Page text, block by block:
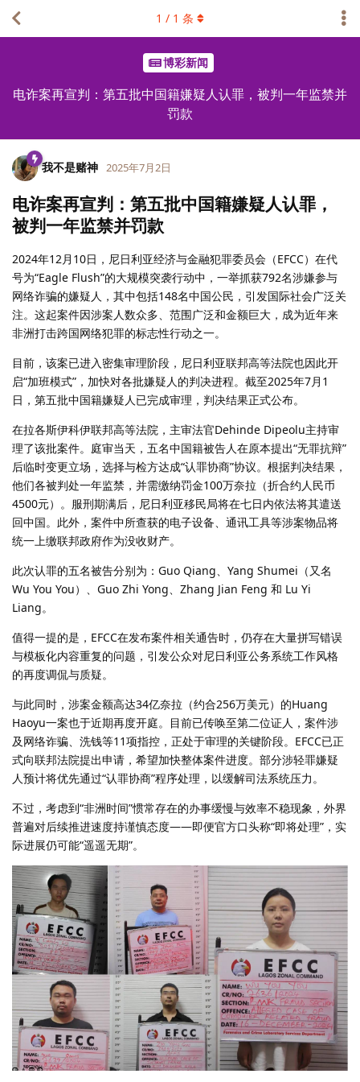
博彩新闻
电诈案再宣判：第五批中国籍嫌疑人认罪，被判一年监禁并
罚款
1 / 1 条
我不是赌神 2025年7月2日
电诈案再宣判：第五批中国籍嫌疑人认罪，
被判一年监禁并罚款
2024年12月10日，尼日利亚经济与金融犯罪委员会（EFCC）在代
号为“Eagle Flush”的大规模突袭行动中，一举抓获792名涉嫌参与
网络诈骗的嫌疑人，其中包括148名中国公民，引发国际社会广泛关
注。这起案件因涉案人数众多、范围广泛和金额巨大，成为近年来
非洲打击跨国网络犯罪的标志性行动之一。
目前，该案已进入密集审理阶段，尼日利亚联邦高等法院也因此开
启“加班模式”，加快对各批嫌疑人的判决进程。截至2025年7月1
日，第五批中国籍嫌疑人已完成审理，判决结果正式公布。
在拉各斯伊科伊联邦高等法院，主审法官Dehinde Dipeolu主持审
理了该批案件。庭审当天，五名中国籍被告人在原本提出“无罪抗辩”
后临时变更立场，选择与检方达成“认罪协商”协议。根据判决结果，
他们各被判处一年监禁，并需缴纳罚金100万奈拉（折合约人民币
4500元）。服刑期满后，尼日利亚移民局将在七日内依法将其遣送
回中国。此外，案件中所查获的电子设备、通讯工具等涉案物品将
统一上缴联邦政府作为没收财产。
此次认罪的五名被告分别为：Guo Qiang、Yang Shumei（又名
Wu You You）、Guo Zhi Yong、Zhang Jian Feng 和 Lu Yi
Liang。
值得一提的是，EFCC在发布案件相关通告时，仍存在大量拼写错误
与模板化内容重复的问题，引发公众对尼日利亚公务系统工作风格
的再度调侃与质疑。
与此同时，涉案金额高达34亿奈拉（约合256万美元）的Huang
Haoyu一案也于近期再度开庭。目前已传唤至第二位证人，案件涉
及网络诈骗、洗钱等11项指控，正处于审理的关键阶段。EFCC已正
式向联邦法院提出申请，希望加快整体案件进度。部分涉轻罪嫌疑
人预计将优先通过“认罪协商”程序处理，以缓解司法系统压力。
不过，考虑到“非洲时间”惯常存在的办事缓慢与效率不稳现象，外界
普遍对后续推进速度持谨慎态度——即便官方口头称“即将处理”，实
际进展仍可能“遥遥无期”。